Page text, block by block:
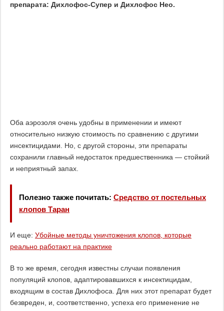
препарата: Дихлофос-Супер и Дихлофос Нео.
Оба аэрозоля очень удобны в применении и имеют
относительно низкую стоимость по сравнению с другими
инсектицидами. Но, с другой стороны, эти препараты
сохранили главный недостаток предшественника — стойкий
и неприятный запах.
Полезно также почитать: Средство от постельных
клопов Таран
И еще: Убойные методы уничтожения клопов, которые
реально работают на практике
В то же время, сегодня известны случаи появления
популяций клопов, адаптировавшихся к инсектицидам,
входящим в состав Дихлофоса. Для них этот препарат будет
безвреден, и, соответственно, успеха его применение не